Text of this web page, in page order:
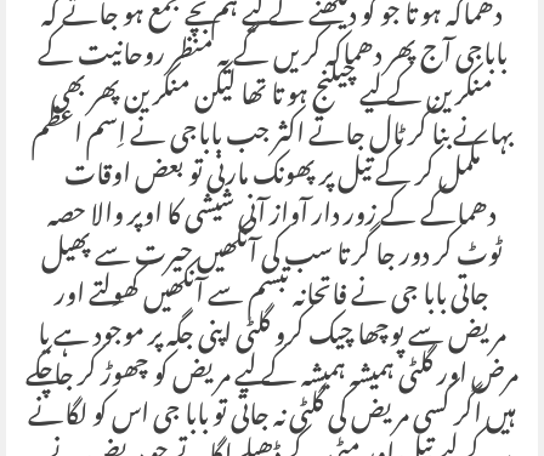
دھماکہ ہو تا جو کو دیکھنے کے لیے ہم بچے جمع ہو جاتے کہ
باباجی آج پھر دھماکہ کریں گے یہ منظر روحانیت کے
منکرین کے لیے چیلنج ہو تا تھا لیکن منکرین پھر بھی
بہانے بنا کر ٹال جاتے اکثر جب باباجی نے اِسم اعظم
مکمل کر کے تیل پر پھونک مارنی تو بعض اوقات
دھماکے کے زور دار آواز آنی شیشی کا اوپر والا حصہ
ٹوٹ کر دور جا گر تا سب کی آنکھیں حیرت سے پھیل
جاتی بابا جی نے فاتحانہ تبسم سے آنکھیں کھولتے اور
مریض سے پوچھا چیک کرو گلٹی اپنی جگہ پر موجود ہے یا
مرض اور گلٹی ہمیشہ ہمیشہ کے لیے مریض کو چھوڑ کر جاچکے
ہیں اگر کسی مریض کی گلٹی نہ جاتی تو بابا جی اس کو لگانے